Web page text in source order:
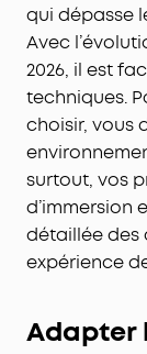
qui dépasse
Avec
2026, il est
techniques.
choisir, vous
surtout, vos
d’immersion
détaillée des
expérience
Adapter